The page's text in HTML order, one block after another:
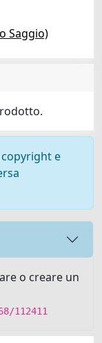
Saggio)
e
o creare un
112411